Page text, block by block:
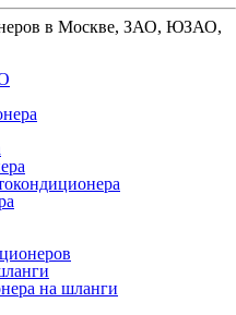
в Москве, ЗАО, ЮЗАО,
на шланги